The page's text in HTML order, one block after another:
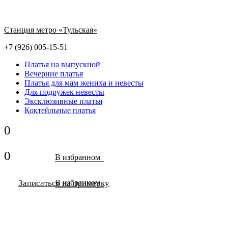
Станция метро «Тульская»
+7 (926) 005-15-51
Платья на выпускной
Вечерние платья
Платья для мам жениха и невесты
Для подружек невесты
Эксклюзивные платья
Коктейльные платья
0
В избранном
0
В избранном
Записаться на примерку